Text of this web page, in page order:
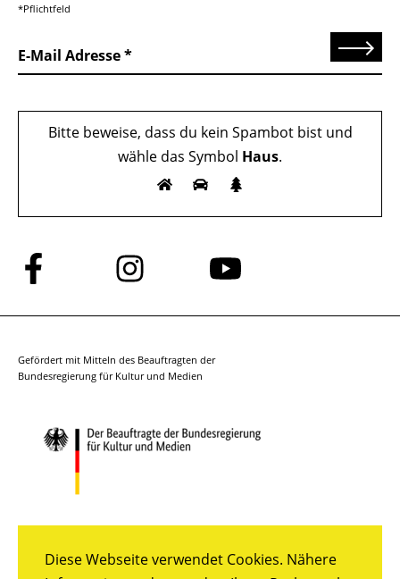
Diese Webseite verwendet Cookies. Nähere
*Pflichtfeld
E-Mail Adresse Senden
Bitte beweise, dass du kein Spambot bist und
wähle das Symbol Haus.
Folge
uns
auf
Folge
uns
auf
Folge
auf
Gefördert mit Mitteln des Beauftragten der
Bundesregierung für Kultur und Medien